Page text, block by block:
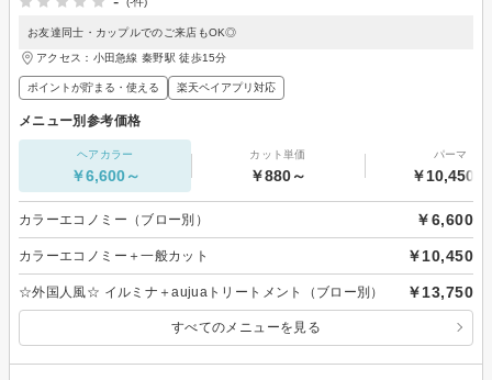
お友達同士・カップルでのご来店もOK◎
アクセス：小田急線 秦野駅 徒歩15分
ポイントが貯まる・使える 楽天ペイアプリ対応
メニュー別参考価格
ヘアカラー
￥6,600～
カット単価
￥880～
パーマ
￥10,450～
カラーエコノミー（ブロー別） ￥6,600
カラーエコノミー＋一般カット ￥10,450
☆外国人風☆ イルミナ＋aujuaトリートメント（ブロー別） ￥13,750
すべてのメニューを見る